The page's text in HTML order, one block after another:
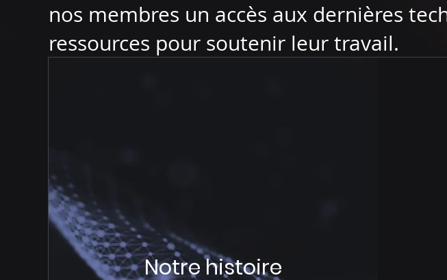
nos membres un accès aux dernières
ressources pour soutenir leur travail.
Notre histoire